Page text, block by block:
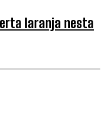
laranja nesta